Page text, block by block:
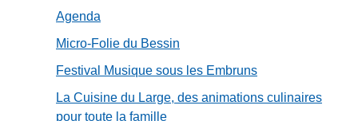
Agenda
Micro-Folie du Bessin
Festival Musique sous les Embruns
La Cuisine du Large, des animations culinaires
pour toute la famille